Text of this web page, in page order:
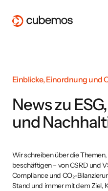
Einblicke, Einordnung und
News zu
und
Wir schreiben über die
beschäftigen – von CSRD und
Compliance und CO₂-
Stand und immer mit dem Ziel,